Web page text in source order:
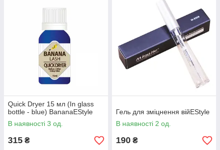
Quick Dryer 15 мл (In glass
bottle - blue) BananaEStyle
В наявності 3 од.
315 ₴
Гель для зміцнення війEStyle
В наявності 2 од.
190 ₴